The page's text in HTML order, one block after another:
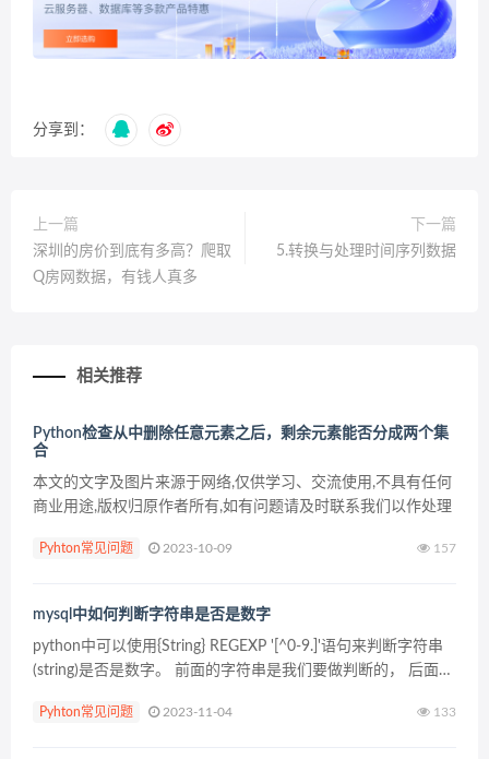
分享到：
上一篇
深圳的房价到底有多高？爬取
Q房网数据，有钱人真多
下一篇
5.转换与处理时间序列数据
相关推荐
Python检查从中删除任意元素之后，剩余元素能否分成两个集
合
本文的文字及图片来源于网络,仅供学习、交流使用,不具有任何
商业用途,版权归原作者所有,如有问题请及时联系我们以作处理
Pyhton常见问题 2023-10-09 157
mysql中如何判断字符串是否是数字
python中可以使用{String} REGEXP '[^0-9.]'语句来判断字符串
(string)是否是数字。 前面的字符串是我们要做判断的， 后面的
Pyhton常见问题 2023-11-04 133